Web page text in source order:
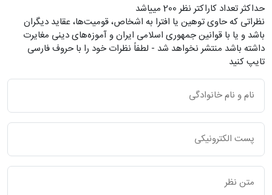
حداکثر تعداد کاراکتر نظر 200 ميياشد
نظراتی که حاوی توهین یا افترا به اشخاص، قومیت‌ها، عقاید دیگران
باشد و یا با قوانین جمهوری اسلامی ایران و آموزه‌های دینی مغایرت
داشته باشد منتشر نخواهد شد - لطفاً نظرات خود را با حروف فارسی
تایپ کنید